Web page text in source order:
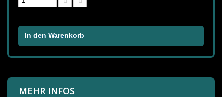
In den Warenkorb
MEHR INFOS